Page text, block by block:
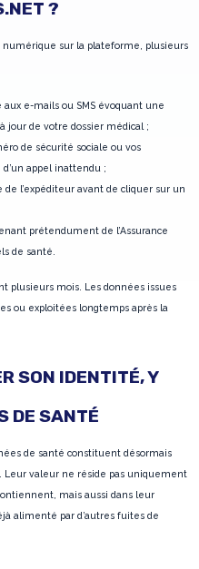
?
numérique sur la plateforme, plusieurs
e-mails ou SMS évoquant une
jour de votre dossier médical ;
de sécurité sociale ou vos
appel inattendu ;
l’expéditeur avant de cliquer sur un
prétendument de l’Assurance
de santé.
plusieurs mois. Les données issues
ou exploitées longtemps après la
SON IDENTITÉ, Y
DE SANTÉ
de santé constituent désormais
Leur valeur ne réside pas uniquement
mais aussi dans leur
alimenté par d’autres fuites de